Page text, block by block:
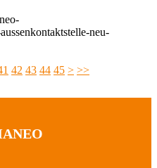
neu-
42 43 44 45 > >>